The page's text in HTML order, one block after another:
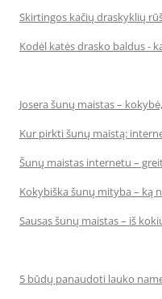
Skirtingos kačių draskyklių
Kodėl katės drasko baldus -
Josera šunų maistas –
Kur pirkti šunų maistą:
Šunų maistas internetu –
Kokybiška šunų mityba – ką
Sausas šunų maistas – iš
5 būdų panaudoti lauko